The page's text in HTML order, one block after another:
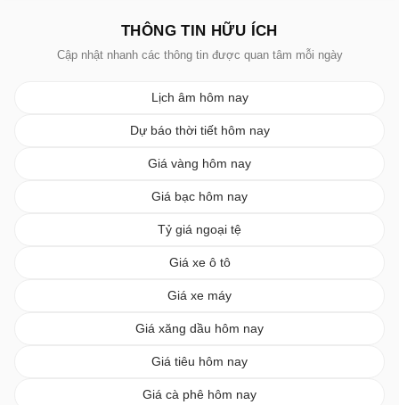
THÔNG TIN HỮU ÍCH
Cập nhật nhanh các thông tin được quan tâm mỗi ngày
Lịch âm hôm nay
Dự báo thời tiết hôm nay
Giá vàng hôm nay
Giá bạc hôm nay
Tỷ giá ngoại tệ
Giá xe ô tô
Giá xe máy
Giá xăng dầu hôm nay
Giá tiêu hôm nay
Giá cà phê hôm nay